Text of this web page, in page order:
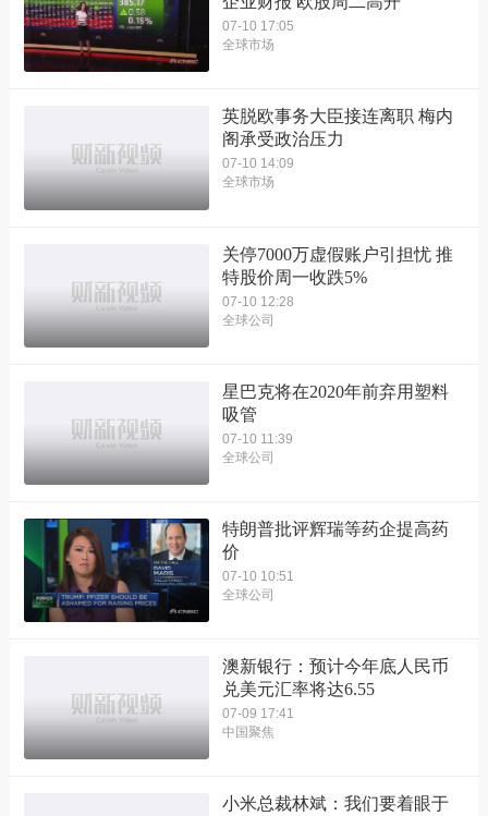
07-10 17:05
全球市场
英脱欧事务大臣接连离职 梅内
阁承受政治压力
07-10 14:09
全球市场
关停7000万虚假账户引担忧 推
特股价周一收跌5%
07-10 12:28
全球公司
星巴克将在2020年前弃用塑料
吸管
07-10 11:39
全球公司
特朗普批评辉瑞等药企提高药
价
07-10 10:51
全球公司
澳新银行：预计今年底人民币
兑美元汇率将达6.55
07-09 17:41
中国聚焦
小米总裁林斌：我们要着眼于